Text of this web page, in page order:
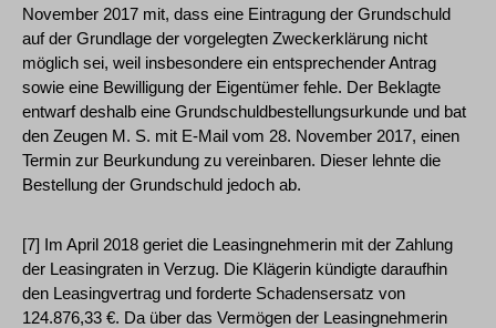
November 2017 mit, dass eine Eintragung der Grundschuld
auf der Grundlage der vorgelegten Zweckerklärung nicht
möglich sei, weil insbesondere ein entsprechender Antrag
sowie eine Bewilligung der Eigentümer fehle. Der Beklagte
entwarf deshalb eine Grundschuldbestellungsurkunde und bat
den Zeugen M. S. mit E-Mail vom 28. November 2017, einen
Termin zur Beurkundung zu vereinbaren. Dieser lehnte die
Bestellung der Grundschuld jedoch ab.
[7] Im April 2018 geriet die Leasingnehmerin mit der Zahlung
der Leasingraten in Verzug. Die Klägerin kündigte daraufhin
den Leasingvertrag und forderte Schadensersatz von
124.876,33 €. Da über das Vermögen der Leasingnehmerin